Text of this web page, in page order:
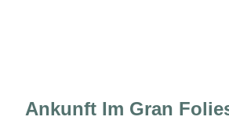
Ankunft Im Gran